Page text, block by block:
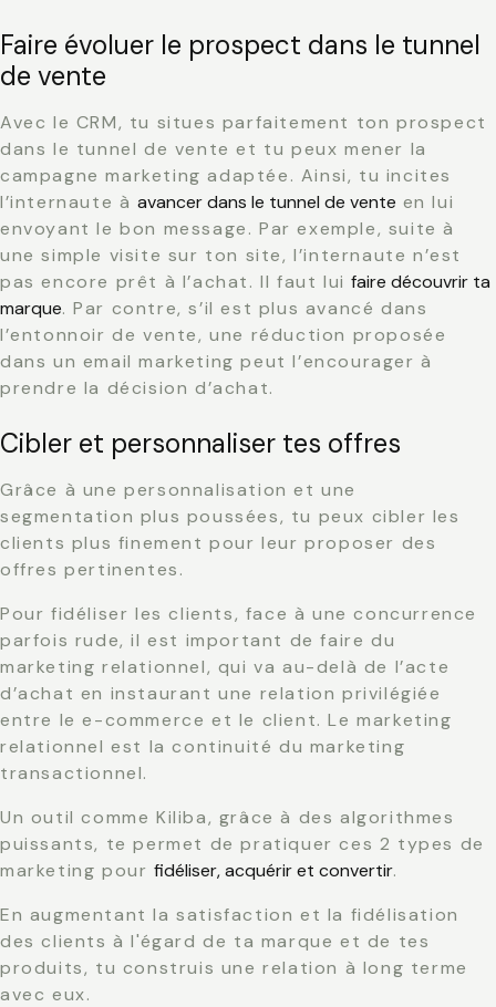
Faire évoluer le prospect dans le tunnel
de vente
Avec le CRM, tu situes parfaitement ton prospect
dans le tunnel de vente et tu peux mener la
campagne marketing adaptée. Ainsi, tu incites
l’internaute à avancer dans le tunnel de vente en lui
envoyant le bon message. Par exemple, suite à
une simple visite sur ton site, l’internaute n’est
pas encore prêt à l’achat. Il faut luifaire découvrir ta
marque. Par contre, s’il est plus avancé dans
l’entonnoir de vente, une réduction proposée
dans un email marketing peut l’encourager à
prendre la décision d’achat.
Cibler et personnaliser tes offres
Grâce à une personnalisation et une
segmentation plus poussées, tu peux cibler les
clients plus finement pour leur proposer des
offres pertinentes.
Pour fidéliser les clients, face à une concurrence
parfois rude, il est important de faire du
marketing relationnel, qui va au-delà de l’acte
d’achat en instaurant une relation privilégiée
entre le e-commerce et le client. Le marketing
relationnel est la continuité du marketing
transactionnel.
Un outil comme Kiliba, grâce à des algorithmes
puissants, te permet de pratiquer ces 2 types de
marketing pour fidéliser, acquérir et convertir.
En augmentant la satisfaction et la fidélisation
des clients à l'égard de ta marque et de tes
produits, tu construis une relation à long terme
avec eux.